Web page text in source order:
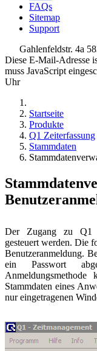
FAQs
Sitemap
Support
Gahlenfeldstr. 4a
Diese E-Mail-Adresse
muss JavaScript
Uhr
Startseite
Produkte
Q1 Zeiterfassung
Stammdaten
Der Zugang zu Q1
gesteuert werden. Die
Benutzeranmeldung.
ein Passwort
Stammdaten eines
nur eingetragenen